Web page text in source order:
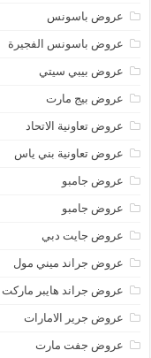
عروض باسونس
عروض باسونس الفجيرة
عروض بيبي سيتي
عروض بيج مارت
عروض تعاونية الاتحاد
عروض تعاونية بني ياس
عروض جامبو
عروض جامبو
عروض جايت دبي
عروض جراند ميني مول
عروض جراند هايبر ماركت
عروض جرير الامارات
عروض جفت مارت